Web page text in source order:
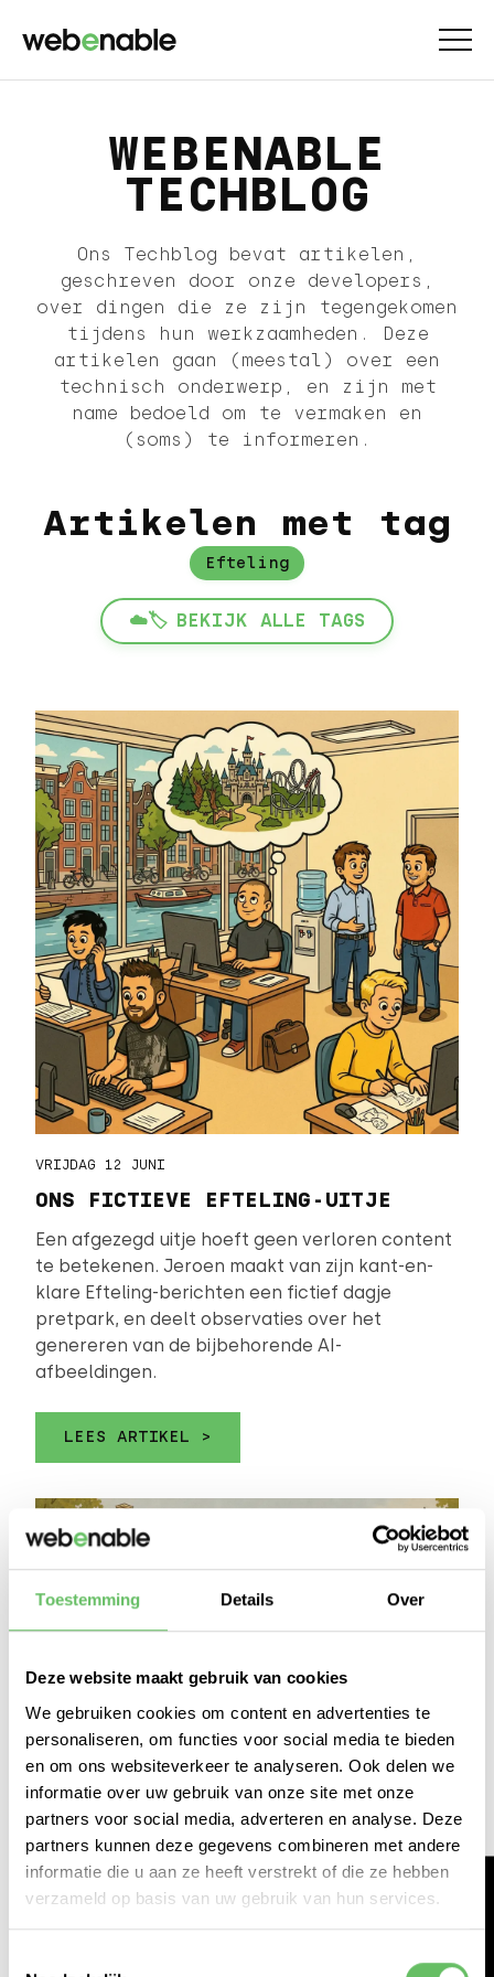
Toestemming Details Over
Deze website maakt gebruik van cookies
We gebruiken cookies om content en advertenties te
personaliseren, om functies voor social media te bieden
en om ons websiteverkeer te analyseren. Ook delen we
informatie over uw gebruik van onze site met onze
partners voor social media, adverteren en analyse. Deze
partners kunnen deze gegevens combineren met andere
informatie die u aan ze heeft verstrekt of die ze hebben
verzameld op basis van uw gebruik van hun services.
WEBENABLE
TECHBLOG
Ons Techblog bevat artikelen,
geschreven door onze developers,
over dingen die ze zijn tegengekomen
tijdens hun werkzaamheden. Deze
artikelen gaan (meestal) over een
technisch onderwerp, en zijn met
name bedoeld om te vermaken en
(soms) te informeren.
Artikelen met tag
Efteling
☁️🏷️ BEKIJK ALLE TAGS
VRIJDAG 12 JUNI
ONS FICTIEVE EFTELING-UITJE
Een afgezegd uitje hoeft geen verloren content
te betekenen. Jeroen maakt van zijn kant-en-
klare Efteling-berichten een fictief dagje
pretpark, en deelt observaties over het
genereren van de bijbehorende AI-
afbeeldingen.
LEES ARTIKEL >